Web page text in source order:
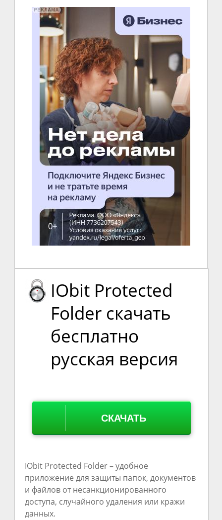
IObit Protected
Folder скачать
бесплатно
русская версия
СКАЧАТЬ
IObit Protected Folder – удобное
приложение для защиты папок, документов
и файлов от несанкционированного
доступа, случайного удаления или кражи
данных.